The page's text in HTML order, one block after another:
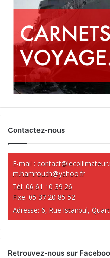
Contactez-nous
E-mail :
m.hamrouch@yahoo.fr
Tél: 06 61 10 39 26
Fixe: 05 37 20 85 52
Adresse: 6, Rue Istanbul,
Retrouvez-nous sur